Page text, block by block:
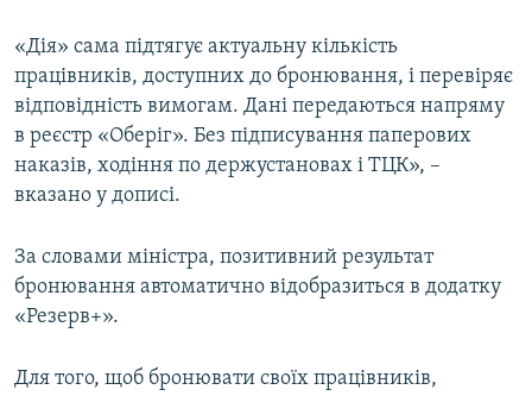
Усі сайти RFE/RL
«Дія» сама підтягує актуальну кількість
працівників, доступних до бронювання, і перевіряє
відповідність вимогам. Дані передаються напряму
в реєстр «Оберіг». Без підписування паперових
наказів, ходіння по держустановах і ТЦК», –
вказано у дописі.
За словами міністра, позитивний результат
бронювання автоматично відобразиться в додатку
«Резерв+».
Для того, щоб бронювати своїх працівників,